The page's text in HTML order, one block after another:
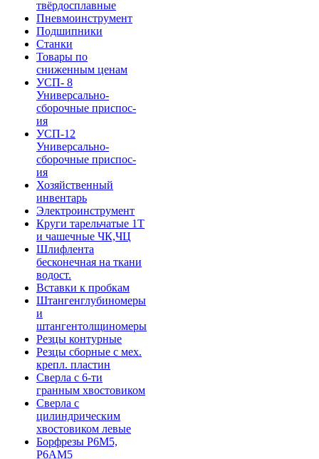
твёрдосплавные
Пневмоинструмент
Подшипники
Станки
Товары по
сниженным ценам
УСП- 8
Универсально-
сборочные приспос-
ия
УСП-12
Универсально-
сборочные приспос-
ия
Хозяйственный
инвентарь
Электроинструмент
Круги тарельчатые 1Т
и чашечные ЧК,ЧЦ
Шлифлента
бесконечная на ткани
водост.
Вставки к пробкам
Штангенглубиномеры
и
штангентолщиномеры
Резцы контурные
Резцы сборные с мех.
крепл. пластин
Сверла с 6-ти
гранным хвостовиком
Сверла с
цилиндрическим
хвостовиком левые
Борфрезы Р6М5,
Р6АМ5